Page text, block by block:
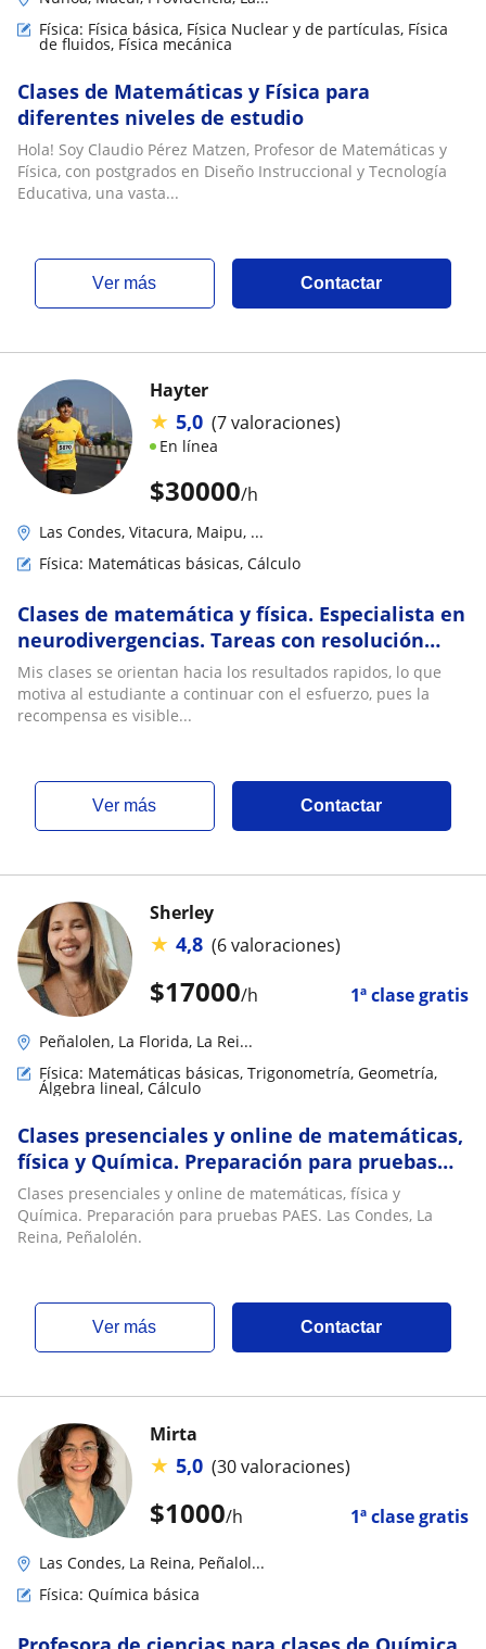
Física: Física básica, Física Nuclear y de partículas, Física
de fluidos, Física mecánica
Clases de Matemáticas y Física para
diferentes niveles de estudio
Hola! Soy Claudio Pérez Matzen, Profesor de Matemáticas y
Física, con postgrados en Diseño Instruccional y Tecnología
Educativa, una vasta...
ver más Contactar
$30000/h
Hayter
★ 5,0 (7 valoraciones)
En línea
Las Condes, Vitacura, Maipu, ...
Física: Matemáticas básicas, Cálculo
Clases de matemática y física. Especialista en
neurodivergencias. Tareas con resolución
inmediata. Entrenamiento PAES
Mis clases se orientan hacia los resultados rapidos, lo que
motiva al estudiante a continuar con el esfuerzo, pues la
recompensa es visible...
ver más Contactar
$17000/h 1ª clase gratis
Sherley
★ 4,8 (6 valoraciones)
Peñalolen, La Florida, La Rei...
Física: Matemáticas básicas, Trigonometría, Geometría,
Álgebra lineal, Cálculo
Clases presenciales y online de matemáticas,
física y Química. Preparación para pruebas
PAES. Las Condes, La Reina, Peñalolén
Clases presenciales y online de matemáticas, física y
Química. Preparación para pruebas PAES. Las Condes, La
Reina, Peñalolén.
ver más Contactar
$1000/h 1ª clase gratis
Mirta
★ 5,0 (30 valoraciones)
Las Condes, La Reina, Peñalol...
Física: Química básica